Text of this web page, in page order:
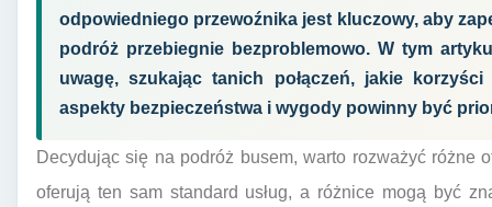
odpowiedniego przewoźnika jest kluczowy, aby
podróż przebiegnie bezproblemowo. W tym
uwagę, szukając tanich połączeń, jakie
aspekty bezpieczeństwa i wygody powinny być
Decydując się na podróż busem, warto rozważyć różne
oferują ten sam standard usług, a różnice mogą być